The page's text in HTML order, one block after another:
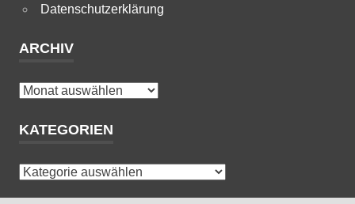
Datenschutzerklärung
ARCHIV
Archiv
KATEGORIEN
Kategorien